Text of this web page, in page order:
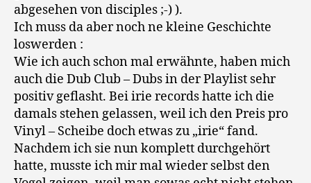
abgesehen von disciples ;-) ).
Ich muss da aber noch ne kleine Geschichte
loswerden :
Wie ich auch schon mal erwähnte, haben mich
auch die Dub Club – Dubs in der Playlist sehr
positiv geflasht. Bei irie records hatte ich die
damals stehen gelassen, weil ich den Preis pro
Vinyl – Scheibe doch etwas zu „irie“ fand.
Nachdem ich sie nun komplett durchgehört
hatte, musste ich mir mal wieder selbst den